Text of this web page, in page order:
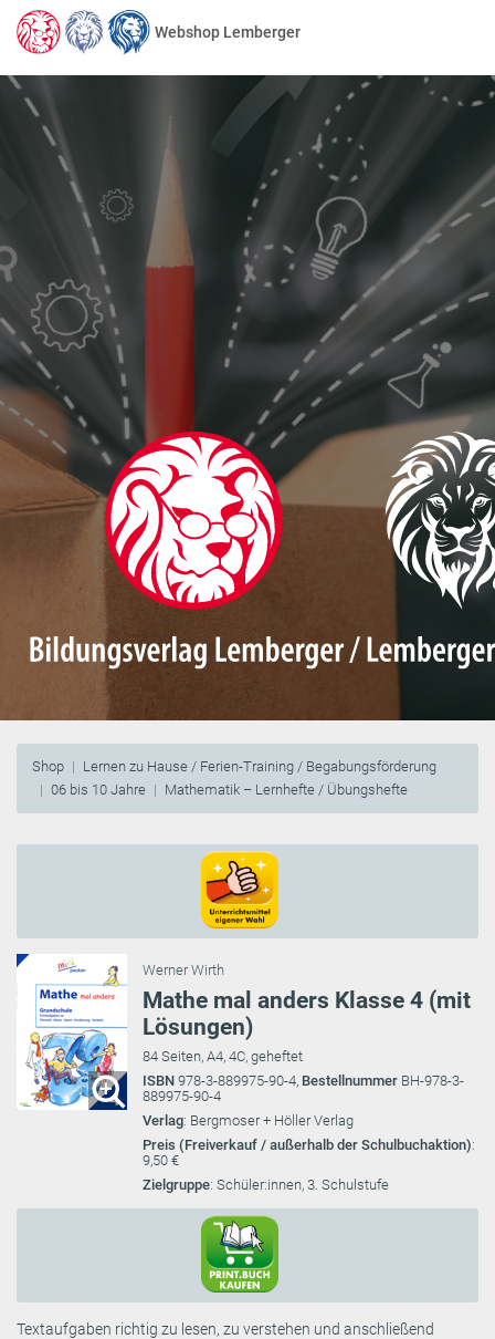
Webshop Lemberger
Shop
Lernen zu Hause / Ferien-Training / Begabungsförderung
06 bis 10 Jahre
Mathematik – Lernhefte / Übungshefte
Werner Wirth
Mathe mal anders Klasse 4 (mit
Lösungen)
84 Seiten, A4, 4C, geheftet
ISBN 978-3-889975-90-4, Bestellnummer BH-978-3-
889975-90-4
Verlag: Bergmoser + Höller Verlag
Preis (Freiverkauf / außerhalb der Schulbuchaktion):
9,50 €
Zielgruppe: Schüler:innen, 3. Schulstufe
Textaufgaben richtig zu lesen, zu verstehen und anschließend